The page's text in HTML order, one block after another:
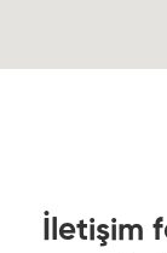
İletişim